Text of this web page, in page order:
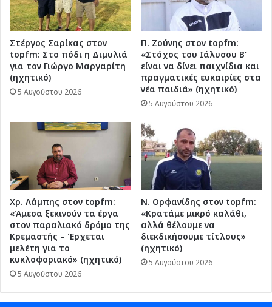
Στέργος Σαρίκας στον
topfm: Στο πόδι η Διμυλιά
για τον Γιώργο Μαργαρίτη
(ηχητικό)
5 Αυγούστου 2026
Π. Ζούνης στον topfm:
«Στόχος του Ιάλυσου Β’
είναι να δίνει παιχνίδια και
πραγματικές ευκαιρίες στα
νέα παιδιά» (ηχητικό)
5 Αυγούστου 2026
Χρ. Λάμπης στον topfm:
«Άμεσα ξεκινούν τα έργα
στον παραλιακό δρόμο της
Κρεμαστής – Έρχεται
μελέτη για το
κυκλοφοριακό» (ηχητικό)
5 Αυγούστου 2026
Ν. Ορφανίδης στον topfm:
«Κρατάμε μικρό καλάθι,
αλλά θέλουμε να
διεκδικήσουμε τίτλους»
(ηχητικό)
5 Αυγούστου 2026